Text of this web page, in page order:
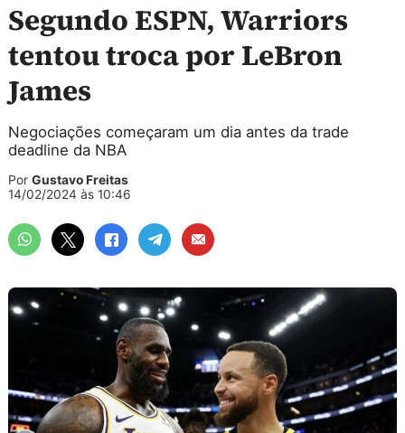
Segundo ESPN, Warriors
tentou troca por LeBron
James
Negociações começaram um dia antes da trade
deadline da NBA
Por Gustavo Freitas
14/02/2024 às 10:46